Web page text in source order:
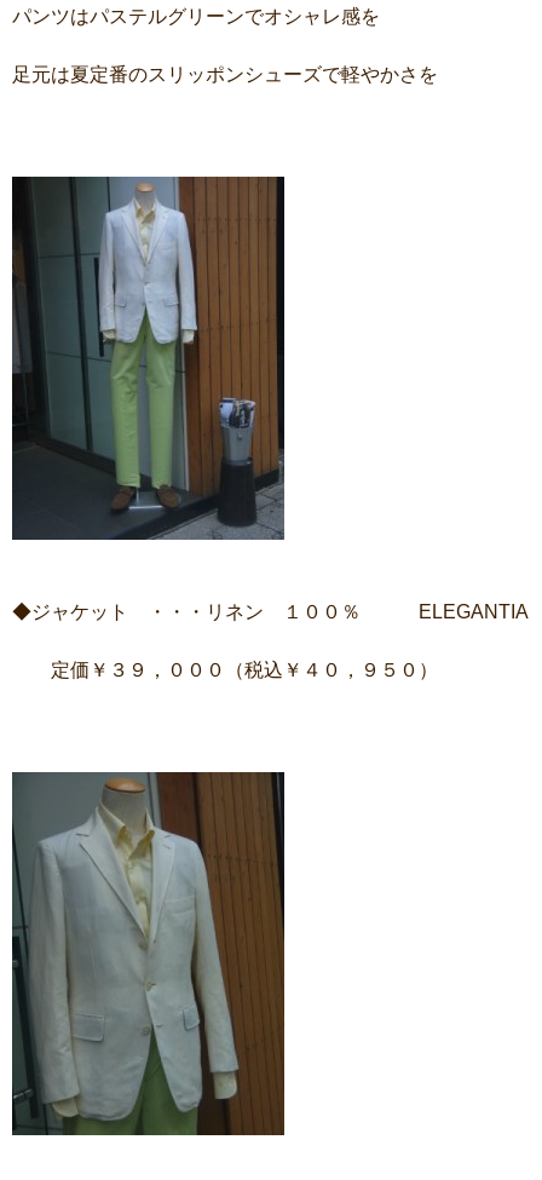
パンツはパステルグリーンでオシャレ感を
足元は夏定番のスリッポンシューズで軽やかさを
◆ジャケット ・・・リネン １００％ ELEGANTIA
定価￥３９，０００（税込￥４０，９５０）